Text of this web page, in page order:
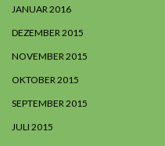
JANUAR 2016
DEZEMBER 2015
NOVEMBER 2015
OKTOBER 2015
SEPTEMBER 2015
JULI 2015